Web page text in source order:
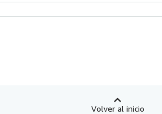
Volver al inicio